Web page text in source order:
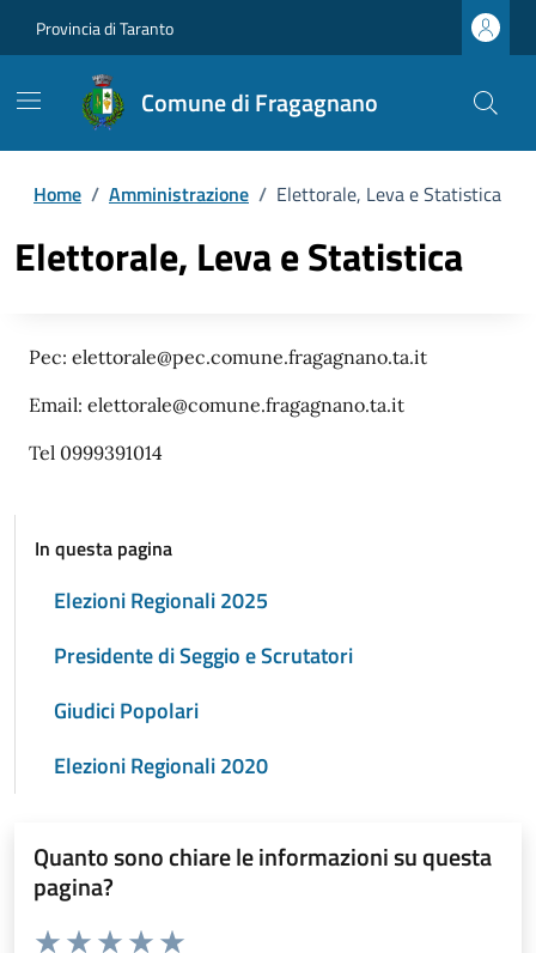
Provincia di Taranto
Comune di Fragagnano
Home / Amministrazione / Elettorale, Leva e Statistica
Elettorale, Leva e Statistica
Pec: elettorale@pec.comune.fragagnano.ta.it
Email: elettorale@comune.fragagnano.ta.it
Tel 0999391014
In questa pagina
Elezioni Regionali 2025
Presidente di Seggio e Scrutatori
Giudici Popolari
Elezioni Regionali 2020
Quanto sono chiare le informazioni su questa
pagina?
Valuta da 1 a 5 stelle la pagina